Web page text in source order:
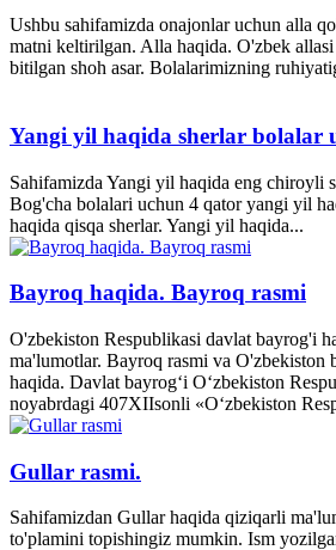
Ushbu sahifamizda onajonlar uchun alla
matni keltirilgan. Alla haqida. O'zbek
bitilgan shoh asar. Bolalarimizning
Yangi yil haqida sherlar bolalar
Sahifamizda Yangi yil haqida eng chiroyli
Bog'cha bolalari uchun 4 qator yangi yil
haqida qisqa sherlar. Yangi yil haqida...
Bayroq haqida. Bayroq rasmi
O'zbekiston Respublikasi davlat bayrog'i
ma'lumotlar. Bayroq rasmi va O'zbekiston
haqida. Davlat bayrog‘i O‘zbekiston
noyabrdagi 407­XII­sonli «O‘zbekiston
Gullar rasmi.
Sahifamizdan Gullar haqida qiziqarli
to'plamini topishingiz mumkin. Ism